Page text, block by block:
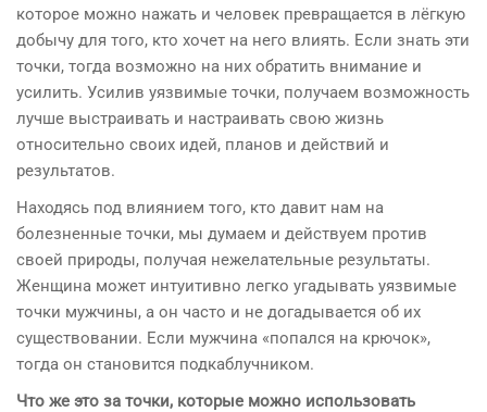
которое можно нажать и человек превращается в лёгкую
добычу для того, кто хочет на него влиять. Если знать эти
точки, тогда возможно на них обратить внимание и
усилить. Усилив уязвимые точки, получаем возможность
лучше выстраивать и настраивать свою жизнь
относительно своих идей, планов и действий и
результатов.
Находясь под влиянием того, кто давит нам на
болезненные точки, мы думаем и действуем против
своей природы, получая нежелательные результаты.
Женщина может интуитивно легко угадывать уязвимые
точки мужчины, а он часто и не догадывается об их
существовании. Если мужчина «попался на крючок»,
тогда он становится подкаблучником.
Что же это за точки, которые можно использовать